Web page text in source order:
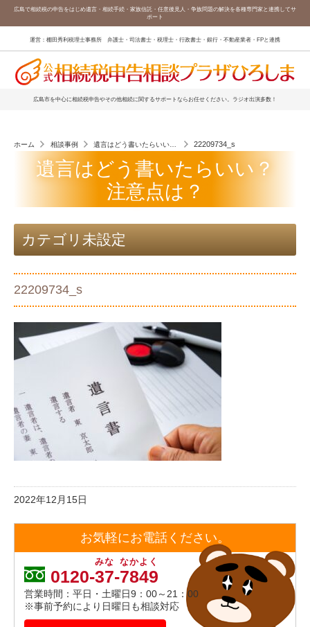
広島で相続税の申告をはじめ遺言・相続手続・家族信託・任意後見人・争族問題の解決を各種専門家と連携してサ
ポート
運営：棚田秀利税理士事務所 弁護士・司法書士・税理士・行政書士・銀行・不動産業者・FPと連携
広島市を中心に相続税申告やその他相続に関するサポートならお任せください。ラジオ出演多数！
ホーム 相談事例 遺言はどう書いたらいい？注意点は？22209734_s
遺言はどう書いたらいい？
注意点は？
カテゴリ未設定
22209734_s
2022年12月15日
お気軽にお電話ください。
0120-37
みな
-7849
なかよく
営業時間：平日・土曜日9：00～21：00
※事前予約により日曜日も相談対応